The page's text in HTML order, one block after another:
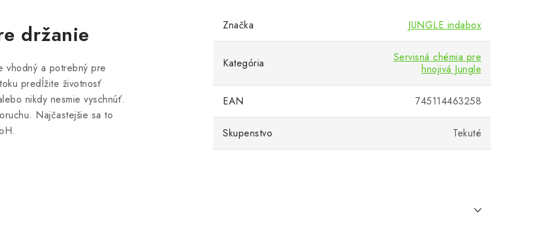
držanie
vhodný a potrebný pre
predĺžite životnosť
nikdy nesmie vyschnúť.
Najčastejšie sa to
Značka JUNGLE indabox
Kategória
Servisná chémia pre
hnojivá Jungle
EAN 745114463258
Skupenstvo Tekuté